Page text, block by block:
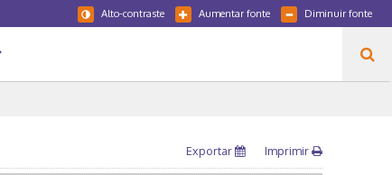
Diminuir fonte
Aumentar fonte
Alto-contraste
Imprimir
Exportar